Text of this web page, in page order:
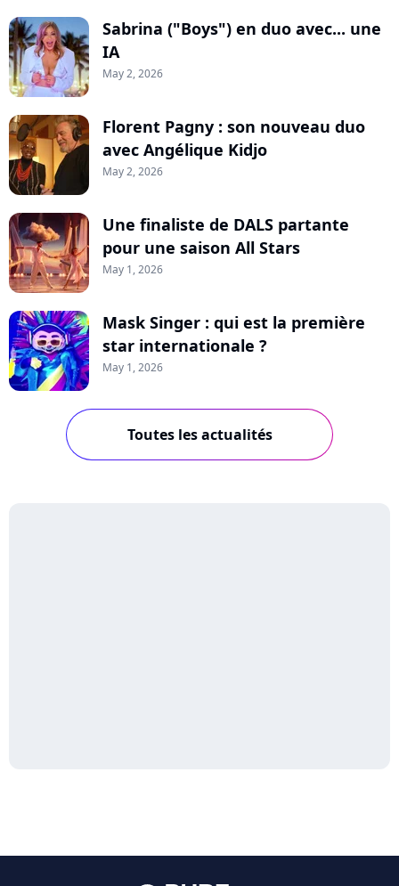
Sabrina ("Boys") en duo avec... une
IA
May 2, 2026
Florent Pagny : son nouveau duo
avec Angélique Kidjo
May 2, 2026
Une finaliste de DALS partante
pour une saison All Stars
May 1, 2026
Mask Singer : qui est la première
star internationale ?
May 1, 2026
Toutes les actualités